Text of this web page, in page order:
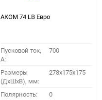
АКОМ 74 LB Евро
Пусковой ток,
A:
700
Размеры
(ДхШхВ), мм:
278x175x175
Полярность: 0